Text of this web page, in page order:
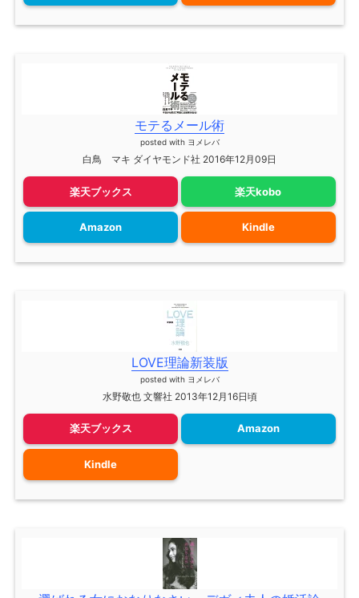
モテるメール術
posted with ヨメレバ
白鳥 マキ ダイヤモンド社 2016年12月09日
楽天ブックス 楽天kobo
Amazon Kindle
LOVE理論新装版
posted with ヨメレバ
水野敬也 文響社 2013年12月16日頃
楽天ブックス Amazon
Kindle